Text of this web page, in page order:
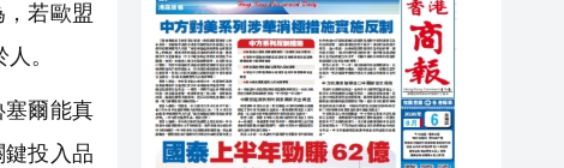
若歐盟
。
爾能真
投入品